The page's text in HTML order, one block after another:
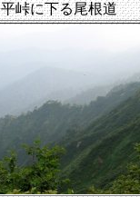
峠に下る尾根道